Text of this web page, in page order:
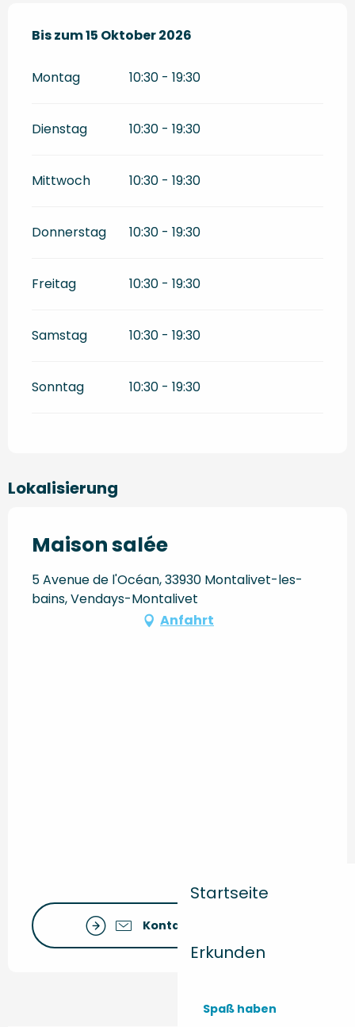
Startseite
Erkunden
Spaß haben
vom17 April 2026bis zum
Bis zum15 Oktober 2026
Montag 10:30 - 19:30
Dienstag 10:30 - 19:30
Mittwoch 10:30 - 19:30
Donnerstag 10:30 - 19:30
Freitag 10:30 - 19:30
Samstag 10:30 - 19:30
Sonntag 10:30 - 19:30
Lokalisierung
Maison salée
5 Avenue de l'Océan, 33930 Montalivet-les-
bains, Vendays-Montalivet
Anfahrt
Kontaktieren Sie uns